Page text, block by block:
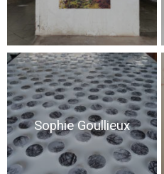
Sophie Goullieux